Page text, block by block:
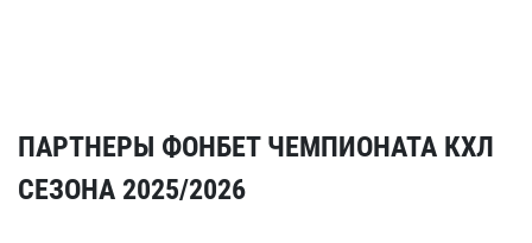
ПАРТНЕРЫ ФОНБЕТ ЧЕМПИОНАТА КХЛ
СЕЗОНА 2025/2026